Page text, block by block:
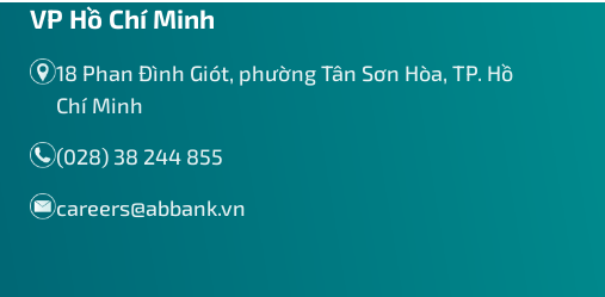
VP Hồ Chí Minh
18 Phan Đình Giót, phường Tân Sơn Hòa, TP. Hồ
Chí Minh
(028) 38 244 855
careers@abbank.vn